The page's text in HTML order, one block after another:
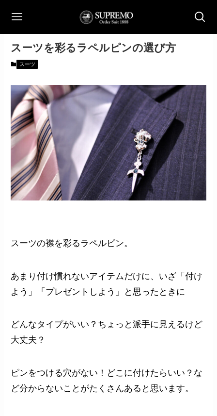
スーツを彩るラペルピンの選び方
スーツ
スーツの襟を彩るラペルピン。
あまり付け慣れないアイテムだけに、いざ「付け
よう」「プレゼントしよう」と思ったときに
どんなタイプがいい？ ちょっと派手に見えるけど
大丈夫？
ピンをつける穴がない！どこに付けたらいい？ な
ど分からないことがたくさんあると思います。